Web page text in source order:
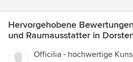
Hervorgehobene
und Raumausstatter in
Officilia - hochwertige